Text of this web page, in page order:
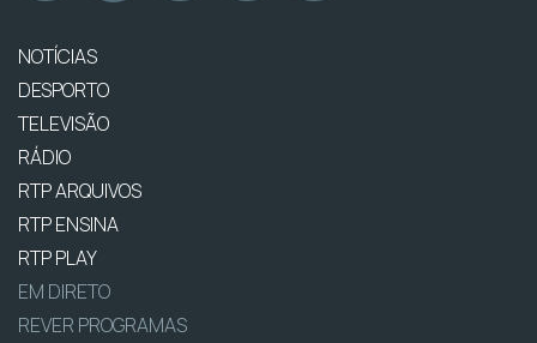
NOTÍCIAS
DESPORTO
TELEVISÃO
RÁDIO
RTP ARQUIVOS
RTP ENSINA
RTP PLAY
EM DIRETO
REVER PROGRAMAS